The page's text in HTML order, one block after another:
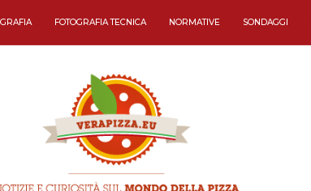
FOTOGRAFIA TECNICA NORMATIVE SONDAGGI